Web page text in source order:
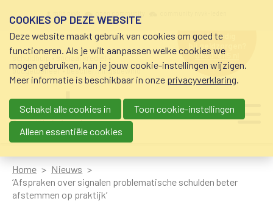
schuldhulp • sociaal krediet •
budgetbeheer • beschermingsbewind
hulp nodig
bij geldzorgen?
0800-8115.nl
Main navigation
Home
Nieuws
‘Afspraken over signalen problematische schulden beter
afstemmen op praktijk’
COOKIES OP DEZE WEBSITE
Deze website maakt gebruik van cookies om goed te
functioneren. Als je wilt aanpassen welke cookies we
mogen gebruiken, kan je jouw cookie-instellingen wijzigen.
Meer informatie is beschikbaar in onze privacyverklaring.
Schakel alle cookies in
Toon cookie-instellingen
Alleen essentiële cookies